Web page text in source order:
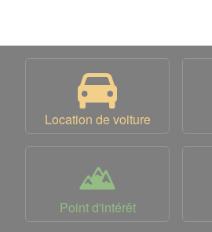
Location de voiture
Point d'intérêt